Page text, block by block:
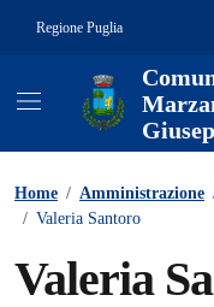
Regione Puglia
Home / Amministrazione
/ Valeria Santoro
Valeria